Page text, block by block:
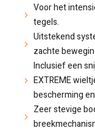
Voor het
tegels.
Uitstekend
zachte
Inclusief een
EXTREME
bescherming
Zeer stevige